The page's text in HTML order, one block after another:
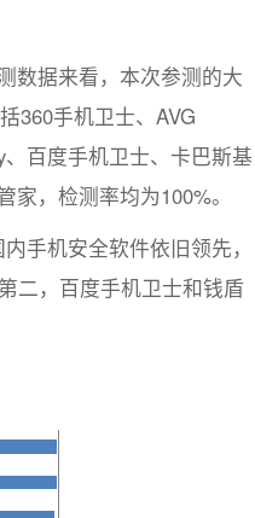
数据来看，本次参测的大
360手机卫士、AVG
百度手机卫士、卡巴斯基
，检测率均为100%。
手机安全软件依旧领先，
二，百度手机卫士和钱盾